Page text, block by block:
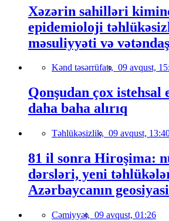
Xəzərin sahilləri
epidemioloji
məsuliyyəti və
Kənd təsərrüfatı, 09 avqust,
Qonşudan çox
daha baha alırıq
Təhlükəsizlik, 09 avqust,
81 il sonra Hiroşima:
dərsləri, yeni
Azərbaycanın
Cəmiyyət, 09 avqust, 01:26